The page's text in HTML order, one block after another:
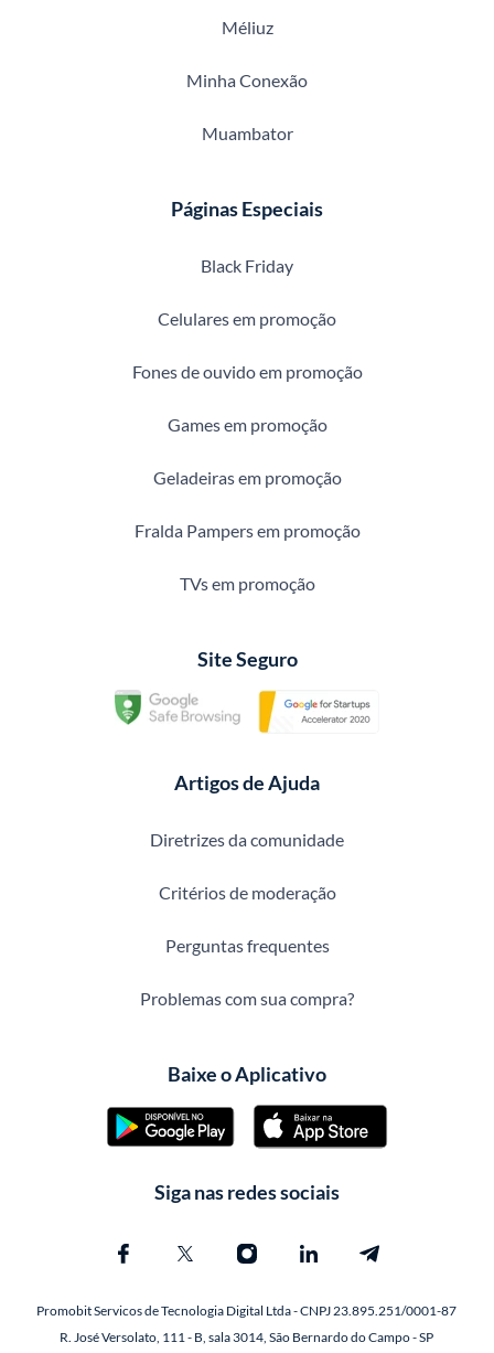
Méliuz
Minha Conexão
Muambator
Páginas Especiais
Black Friday
Celulares em promoção
Fones de ouvido em promoção
Games em promoção
Geladeiras em promoção
Fralda Pampers em promoção
TVs em promoção
Site Seguro
Artigos de Ajuda
Diretrizes da comunidade
Critérios de moderação
Perguntas frequentes
Problemas com sua compra?
Baixe o Aplicativo
Siga nas redes sociais
Promobit Servicos de Tecnologia Digital Ltda - CNPJ 23.895.251/0001-87
R. José Versolato, 111 - B, sala 3014, São Bernardo do Campo - SP